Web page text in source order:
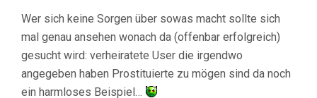
Wer sich keine Sorgen über sowas macht sollte sich
mal genau ansehen wonach da (offenbar erfolgreich)
gesucht wird: verheiratete User die irgendwo
angegeben haben Prostituierte zu mögen sind da noch
ein harmloses Beispiel…